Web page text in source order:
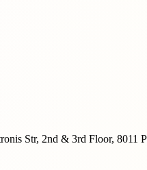
Str, 2nd & 3rd Floor, 8011